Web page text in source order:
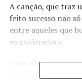
A canção, que traz
feito sucesso não
entre aqueles que
empoderadora.
Além disso, outra
“Sentada